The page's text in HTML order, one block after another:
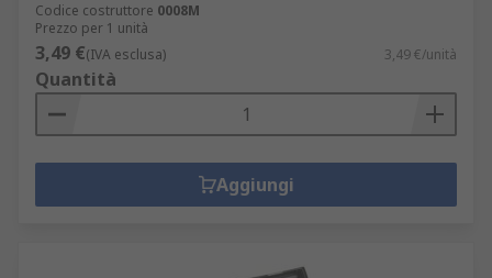
Codice costruttore 0008M
Prezzo per 1 unità
3,49 €(IVA esclusa) 3,49 €/unità
Quantità
Aggiungi